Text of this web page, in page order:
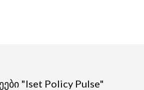
"Iset Policy Pulse"